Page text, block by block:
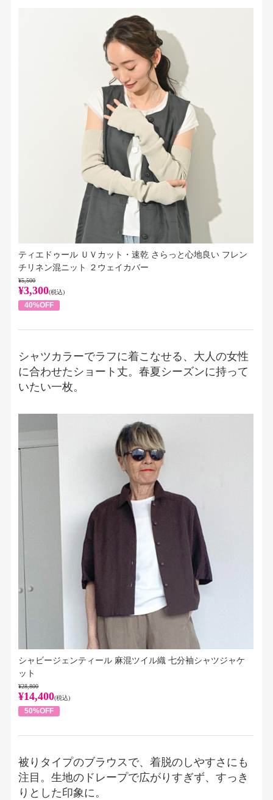
ティエドゥール ＵＶカット・速乾 さらっと心地良い フレン
チリネン混ニット ２ウェイカバー
¥5,500
¥3,300(税込)
40%OFF
シャツカラーでラフに着こなせる、大人の女性
に合わせたショート丈。春夏シーズンに持って
いたい一枚。
シャビージェンティール 麻混ツイル織 七分袖シャツジャケ
ット
¥28,800
¥14,400(税込)
50%OFF
被りタイプのブラウスで、着脱のしやすさにも
注目。生地のドレープで広がりすぎず、すっき
りとした印象に。